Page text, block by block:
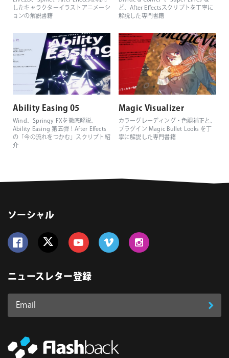
したキャラクターイラストアニメーシ
ョンの解説書籍
ど、After Effectsスクリプトを丁寧に
解説した専門書籍
Ability Easing 05
Wind、Springy FXを徹底解説、
Ability Easing 第五弾！After Effects
の「今の流れをつかむ」スクリプト紹
介
Magic Visualizer
カラーグレーディング・色調補正と、
プラグイン Magic Bullet Looks を丁
寧に解説した専門書籍
ソーシャル
ニュースレター登録
Email
ス
登